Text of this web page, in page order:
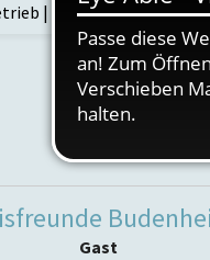
| TORP Turniere
Gast